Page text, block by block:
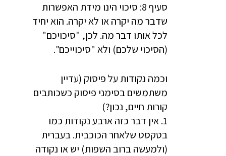
סעיף 8: סיכוי הינו מידת האפשרות
שדבר מה יקרה או לא יקרה. הוא יחיד
לכל אותו דבר מה. לכן, "סיכויכם"
(הסיכוי שלכם) ולא "סיכוייכם".
וכמה נקודות על פיסוק (עדיין
משתמשים בסימני פיסוק כשכותבים
קורות חיים, נכון?)
1. אין דבר כזה ארבע נקודות כמו
בטקסט שלאחר הכוכבית. בעברית
(ולמעשה ברוב השפות) יש או נקודה